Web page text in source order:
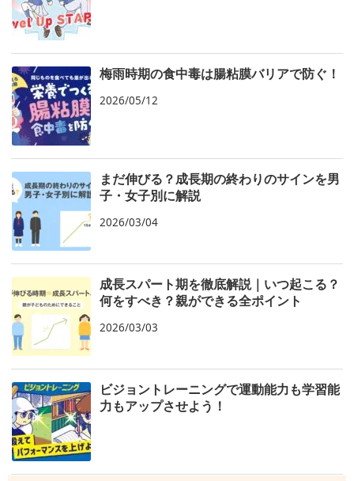
梅雨時期の食中毒は腸粘膜バリアで防ぐ！
2026/05/12
まだ伸びる？成長期の終わりのサインを男
子・女子別に解説
2026/03/04
成長スパート期を徹底解説｜いつ起こる？
何をすべき？親ができる全ポイント
2026/03/03
ビジョントレーニングで運動能力も学習能
力もアップさせよう！